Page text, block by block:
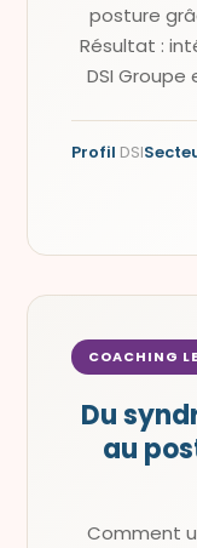
posture
Résultat :
DSI
Profil DSI
COACHING
Du
au
Comment